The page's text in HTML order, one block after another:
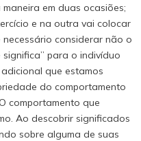
em duas ocasiões;
e na outra vai colocar
considerar não o
para o indivíduo
que estamos
do comportamento
comportamento que
Ao descobrir significados
sobre alguma de suas